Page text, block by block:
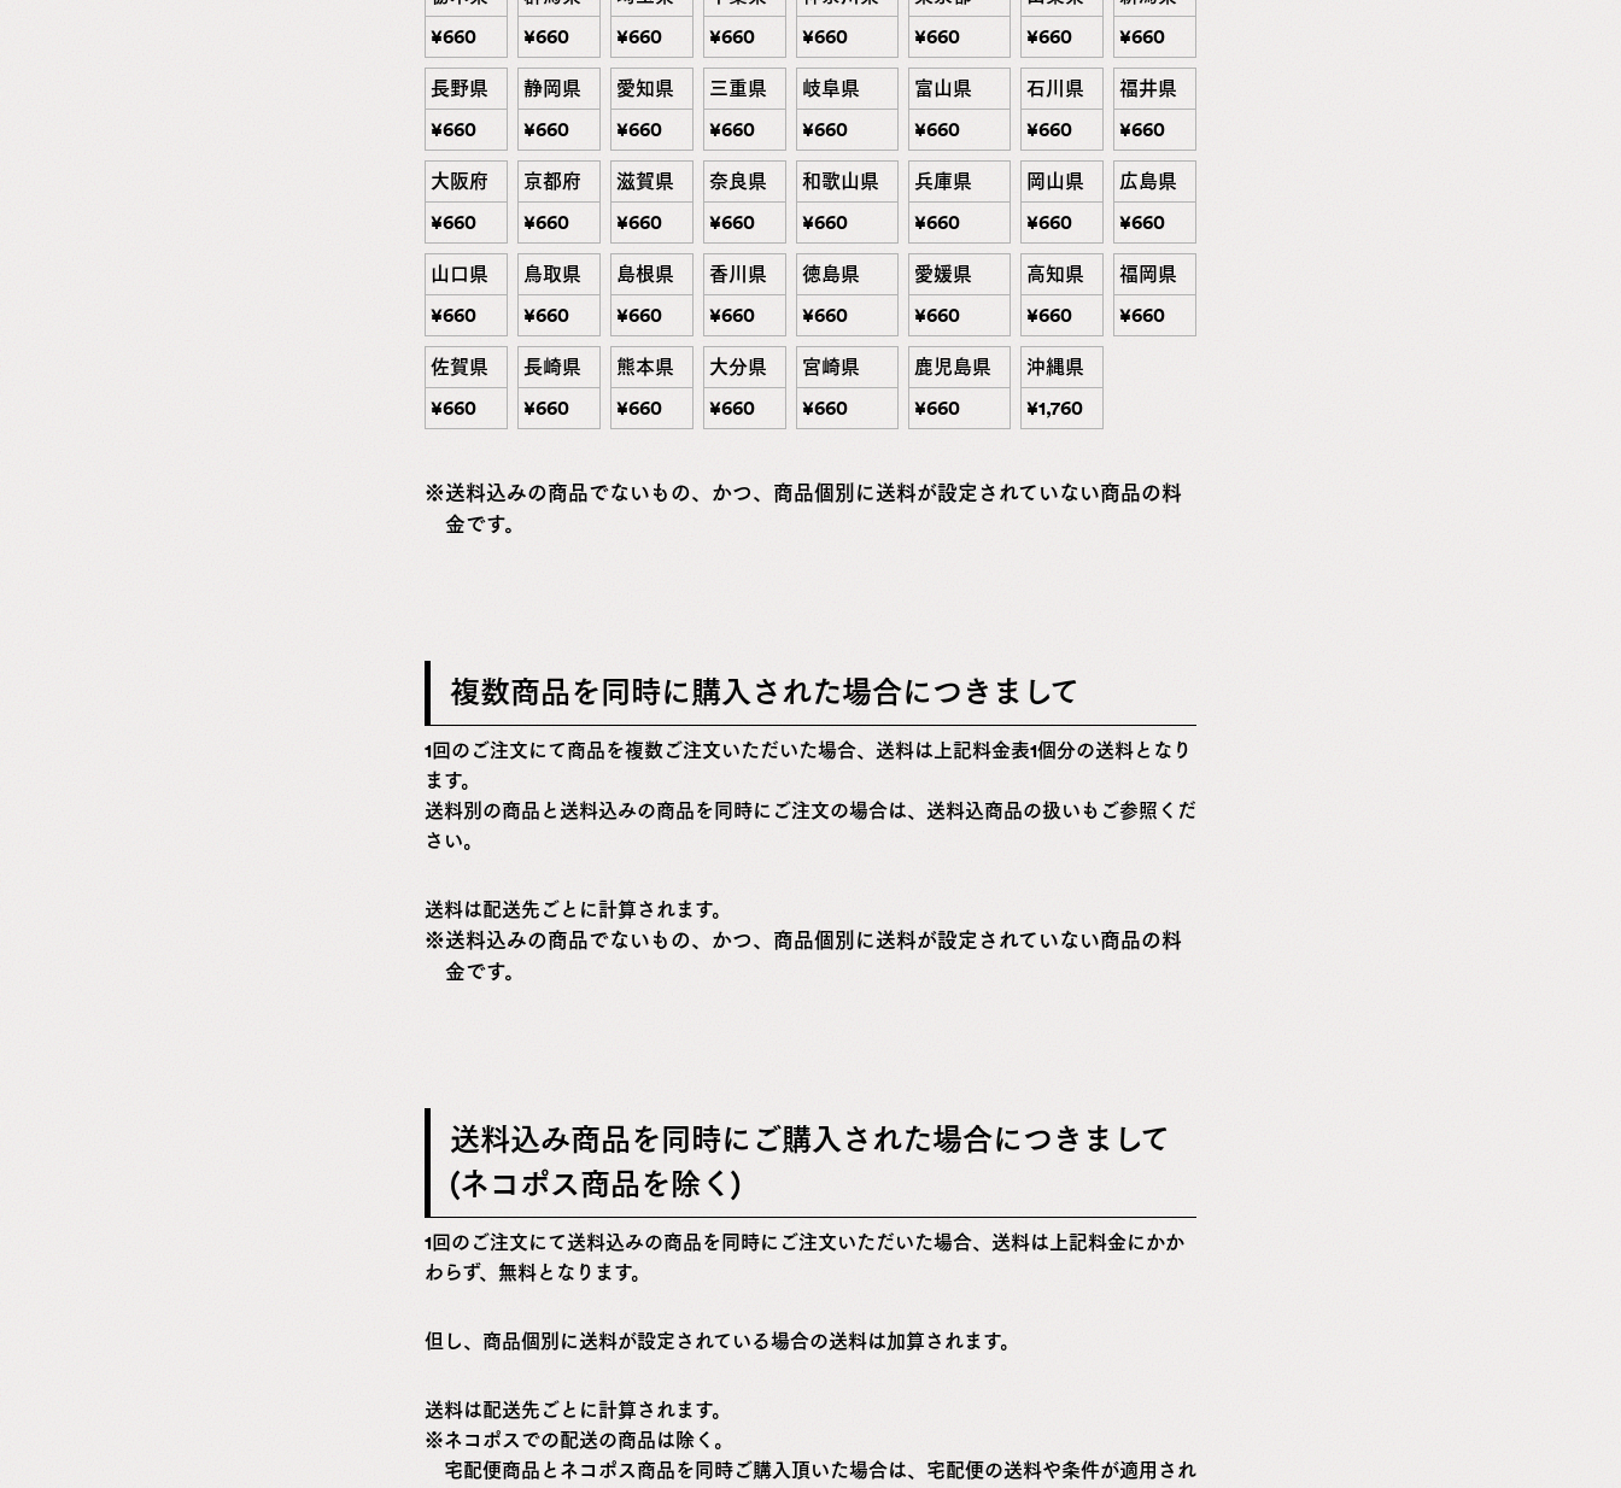
¥660
¥660
¥660
¥660
¥660
¥660
¥660
¥660
長野県
¥660
静岡県
¥660
愛知県
¥660
三重県
¥660
岐阜県
¥660
富山県
¥660
石川県
¥660
福井県
¥660
大阪府
¥660
京都府
¥660
滋賀県
¥660
奈良県
¥660
和歌山県
¥660
兵庫県
¥660
岡山県
¥660
広島県
¥660
山口県
¥660
鳥取県
¥660
島根県
¥660
香川県
¥660
徳島県
¥660
愛媛県
¥660
高知県
¥660
福岡県
¥660
佐賀県
¥660
長崎県
¥660
熊本県
¥660
大分県
¥660
宮崎県
¥660
鹿児島県
¥660
沖縄県
¥1,760
送料込みの商品でないもの、かつ、商品個別に送料が設定されていない商品の料
金です。
複数商品を同時に購入された場合につきまして
1回のご注文にて商品を複数ご注文いただいた場合、送料は上記料金表1個分の送料となり
ます。
送料別の商品と送料込みの商品を同時にご注文の場合は、送料込商品の扱いもご参照くだ
さい。
送料は配送先ごとに計算されます。
送料込みの商品でないもの、かつ、商品個別に送料が設定されていない商品の料
金です。
送料込み商品を同時にご購入された場合につきまして
(ネコポス商品を除く)
1回のご注文にて送料込みの商品を同時にご注文いただいた場合、送料は上記料金にかか
わらず、無料となります。
但し、商品個別に送料が設定されている場合の送料は加算されます。
送料は配送先ごとに計算されます。
※ネコポスでの配送の商品は除く。
宅配便商品とネコポス商品を同時ご購入頂いた場合は、宅配便の送料や条件が適用され